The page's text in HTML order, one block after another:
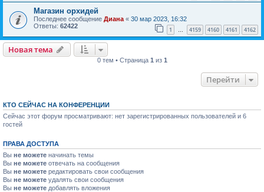
Магазин орхидей
Последнее сообщение Диана « 30 мар 2023, 16:32
Ответы: 62422 1 … 4159 4160 4161 4162
Новая тема
0 тем • Страница 1 из 1
Перейти
КТО СЕЙЧАС НА КОНФЕРЕНЦИИ
Сейчас этот форум просматривают: нет зарегистрированных пользователей и 6
гостей
ПРАВА ДОСТУПА
Вы не можете начинать темы
Вы не можете отвечать на сообщения
Вы не можете редактировать свои сообщения
Вы не можете удалять свои сообщения
Вы не можете добавлять вложения